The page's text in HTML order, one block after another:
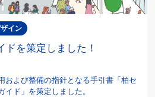
イン
を策定しました！
および整備の指針となる手引書「柏セ
ド」を策定しました。‍